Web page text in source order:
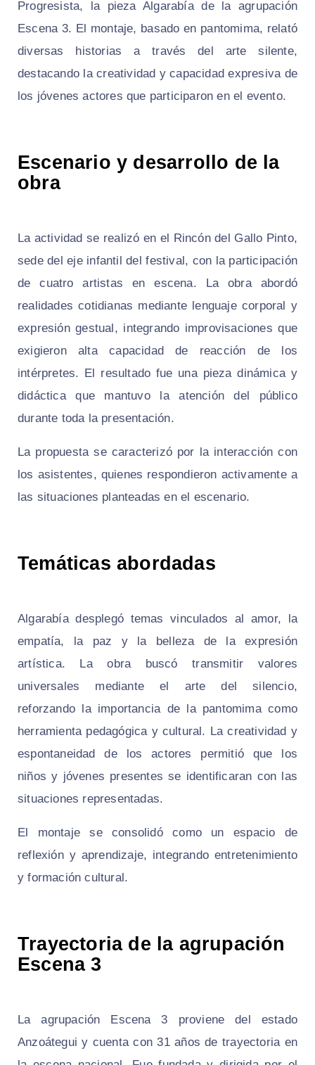
Progresista, la pieza Algarabía de la agrupación
Escena 3. El montaje, basado en pantomima, relató
diversas historias a través del arte silente,
destacando la creatividad y capacidad expresiva de
los jóvenes actores que participaron en el evento.
Escenario y desarrollo de la
obra
La actividad se realizó en el Rincón del Gallo Pinto,
sede del eje infantil del festival, con la participación
de cuatro artistas en escena. La obra abordó
realidades cotidianas mediante lenguaje corporal y
expresión gestual, integrando improvisaciones que
exigieron alta capacidad de reacción de los
intérpretes. El resultado fue una pieza dinámica y
didáctica que mantuvo la atención del público
durante toda la presentación.
La propuesta se caracterizó por la interacción con
los asistentes, quienes respondieron activamente a
las situaciones planteadas en el escenario.
Temáticas abordadas
Algarabía desplegó temas vinculados al amor, la
empatía, la paz y la belleza de la expresión
artística. La obra buscó transmitir valores
universales mediante el arte del silencio,
reforzando la importancia de la pantomima como
herramienta pedagógica y cultural. La creatividad y
espontaneidad de los actores permitió que los
niños y jóvenes presentes se identificaran con las
situaciones representadas.
El montaje se consolidó como un espacio de
reflexión y aprendizaje, integrando entretenimiento
y formación cultural.
Trayectoria de la agrupación
Escena 3
La agrupación Escena 3 proviene del estado
Anzoátegui y cuenta con 31 años de trayectoria en